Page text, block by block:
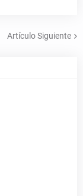
Artículo Siguiente